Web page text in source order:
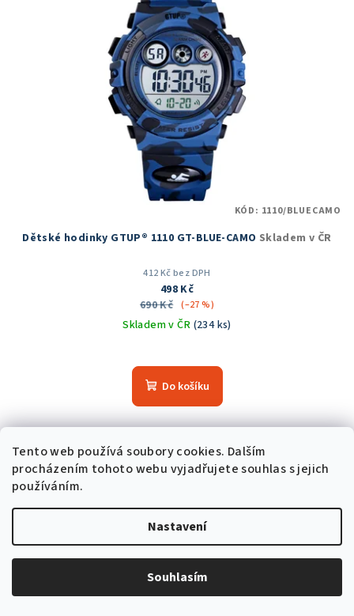
Tento web používá soubory cookies. Dalším
procházením tohoto webu vyjadřujete souhlas s jejich
používáním.
Nastavení
Souhlasím
Dětské hodinky GTUP® 1110 GT-BLUE-CAMO Skladem v ČR
412 Kč bez DPH
498 Kč
690 Kč (–27 %)
Skladem v ČR (234 ks)
hodnocení
produktu
z
5
hvězdiček.
Do košíku
KÓD: 1110/BLUECAMO
Akce
Trvale nízká cena